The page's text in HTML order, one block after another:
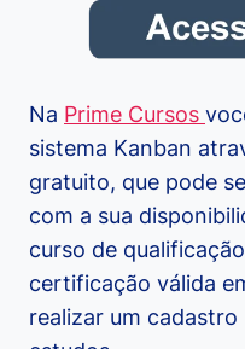
Na Prime Cursos
sistema Kanban
gratuito, que pode
com a sua
curso de
certificação válida
realizar um